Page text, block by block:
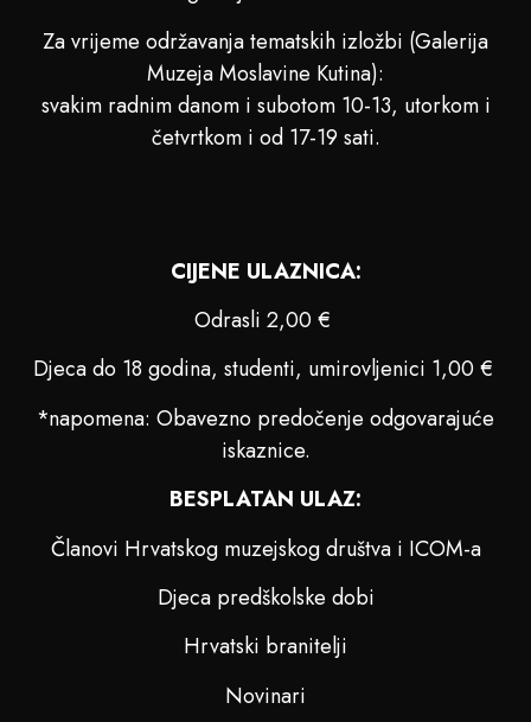
Za vrijeme održavanja tematskih izložbi (Galerija
Muzeja Moslavine Kutina):
svakim radnim danom i subotom 10-13, utorkom i
četvrtkom i od 17-19 sati.
CIJENE ULAZNICA:
Odrasli 2,00 €
Djeca do 18 godina, studenti, umirovljenici 1,00 €
*napomena: Obavezno predočenje odgovarajuće
iskaznice.
BESPLATAN ULAZ:
Članovi Hrvatskog muzejskog društva i ICOM-a
Djeca predškolske dobi
Hrvatski branitelji
Novinari